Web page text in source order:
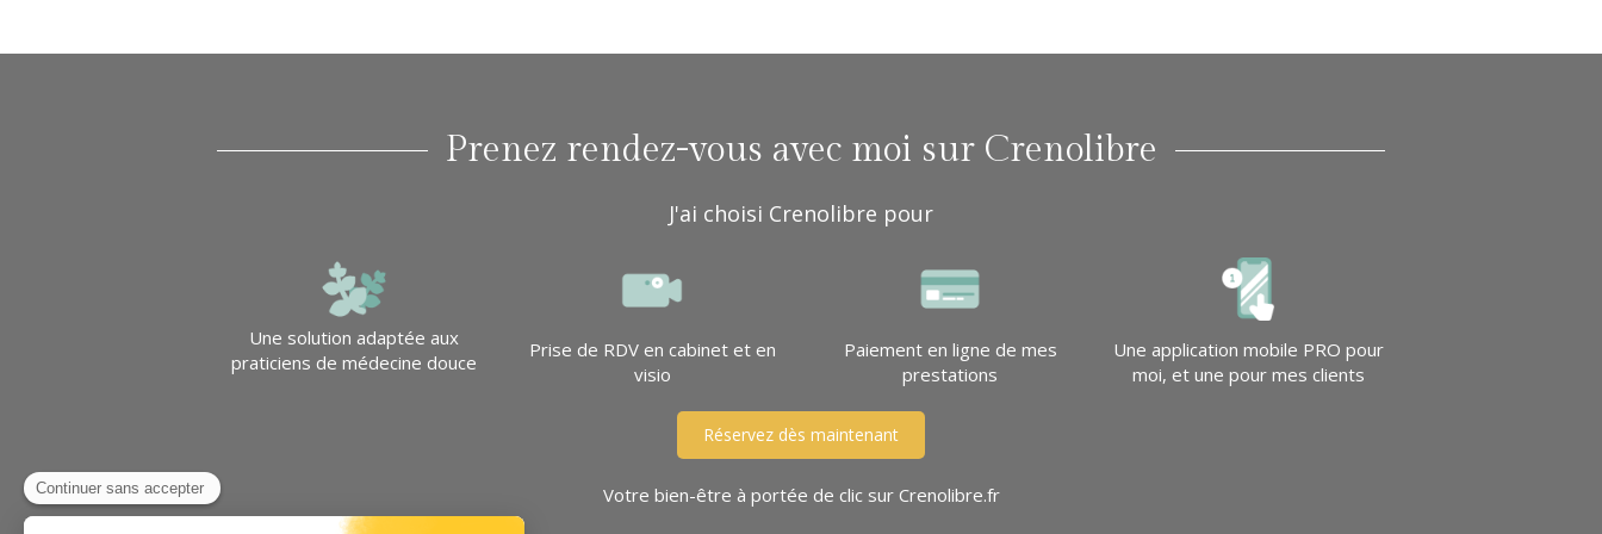
Prenez rendez-vous avec moi sur Crenolibre
J'ai choisi Crenolibre pour
Une solution adaptée aux
praticiens de médecine douce
Prise de RDV en cabinet et en
visio
Paiement en ligne de mes
prestations
Une application mobile PRO pour
moi, et une pour mes clients
Réservez dès maintenant
Votre bien-être à portée de clic sur Crenolibre.fr